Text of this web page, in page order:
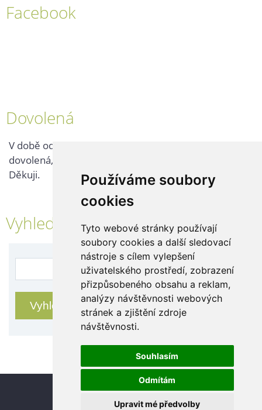
Používáme soubory
cookies
Tyto webové stránky používají
soubory cookies a další sledovací
nástroje s cílem vylepšení
uživatelského prostředí, zobrazení
přizpůsobeného obsahu a reklam,
analýzy návštěvnosti webových
stránek a zjištění zdroje
návštěvnosti.
Souhlasím
Odmítám
Upravit mé předvolby
Facebook
Dovolená
V době od 25. 7. - 2. 8. 2026 probíhá v naší firmě
dovolená, kontaktujte nás až po jejím ukončení.
Děkuji.
Vyhledávání
Update cookies preferences